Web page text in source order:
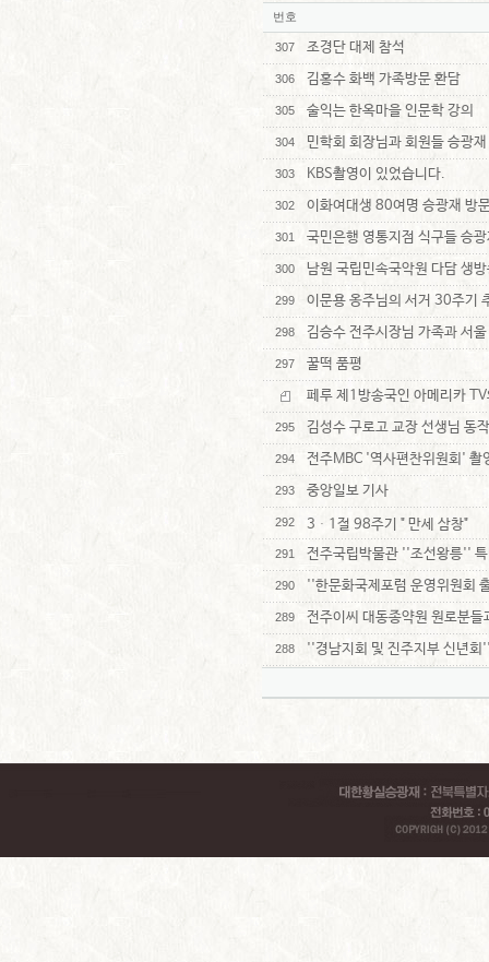
번호
307 조경단 대제 참석
306 김홍수 화백 가족방문 환담
305 술익는 한옥마을 인문학 강의
304 민학회 회장님과 회원들 승광
303 KBS촬영이 있었습니다.
302 이화여대생 80여명 승광재 방
301 국민은행 영통지점 식구들 승
300 남원 국립민속국악원 다담 생
299 이문용 옹주님의 서거 30주기
298 김승수 전주시장님 가족과 서
297
꿀떡 품평
페루 제1방송국인 아메리카
295 김성수 구로고 교장 선생님 동
294 전주MBC '역사편찬위원회' 촬
293 중앙일보 기사
292 3ᆞ1절 98주기 " 만세 삼창"
291 전주국립박물관 ''조선왕릉''
290 ''한문화국제포럼 운영위원회
289 전주이씨 대동종약원 원로분들
288 ''경남지회 및 진주지부 신년회